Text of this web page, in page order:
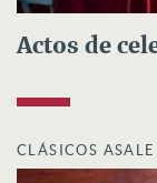
Actos de
CLÁSICOS ASALE